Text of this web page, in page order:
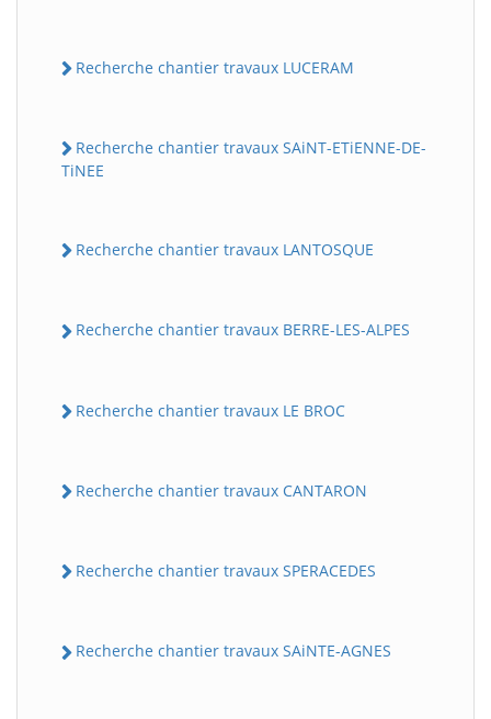
Recherche chantier travaux LUCERAM
Recherche chantier travaux SAiNT-ETiENNE-DE-
TiNEE
Recherche chantier travaux LANTOSQUE
Recherche chantier travaux BERRE-LES-ALPES
Recherche chantier travaux LE BROC
Recherche chantier travaux CANTARON
Recherche chantier travaux SPERACEDES
Recherche chantier travaux SAiNTE-AGNES